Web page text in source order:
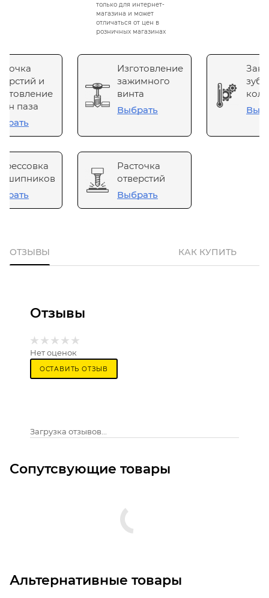
только для интернет-
магазина и может
отличаться от цен в
розничных магазинах
и
паза
Изготовление
зажимного
винта
Выбрать
Расточка
отверстий
Выбрать
ОТЗЫВЫ КАК КУПИТЬ
Отзывы
Нет оценок
ОСТАВИТЬ ОТЗЫВ
Загрузка отзывов...
Сопутсвующие товары
Альтернативные товары